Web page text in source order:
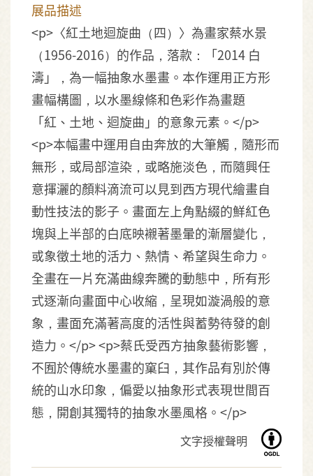
展品描述
<p>〈紅土地迴旋曲（四）〉為畫家蔡水景
（1956-2016）的作品，落款：「2014 白
濤」，為一幅抽象水墨畫。本作運用正方形
畫幅構圖，以水墨線條和色彩作為畫題
「紅、土地、迴旋曲」的意象元素。</p>
<p>本幅畫中運用自由奔放的大筆觸，隨形而
無形，或局部渲染，或略施淡色，而隨興任
意揮灑的顏料滴流可以見到西方現代繪畫自
動性技法的影子。畫面左上角點綴的鮮紅色
塊與上半部的白底映襯著墨暈的漸層變化，
或象徵土地的活力、熱情、希望與生命力。
全畫在一片充滿曲線奔騰的動態中，所有形
式逐漸向畫面中心收縮，呈現如漩渦般的意
象，畫面充滿著高度的活性與蓄勢待發的創
造力。</p> <p>蔡氏受西方抽象藝術影響，
不囿於傳統水墨畫的窠臼，其作品有別於傳
統的山水印象，偏愛以抽象形式表現世間百
態，開創其獨特的抽象水墨風格。</p>
文字授權聲明